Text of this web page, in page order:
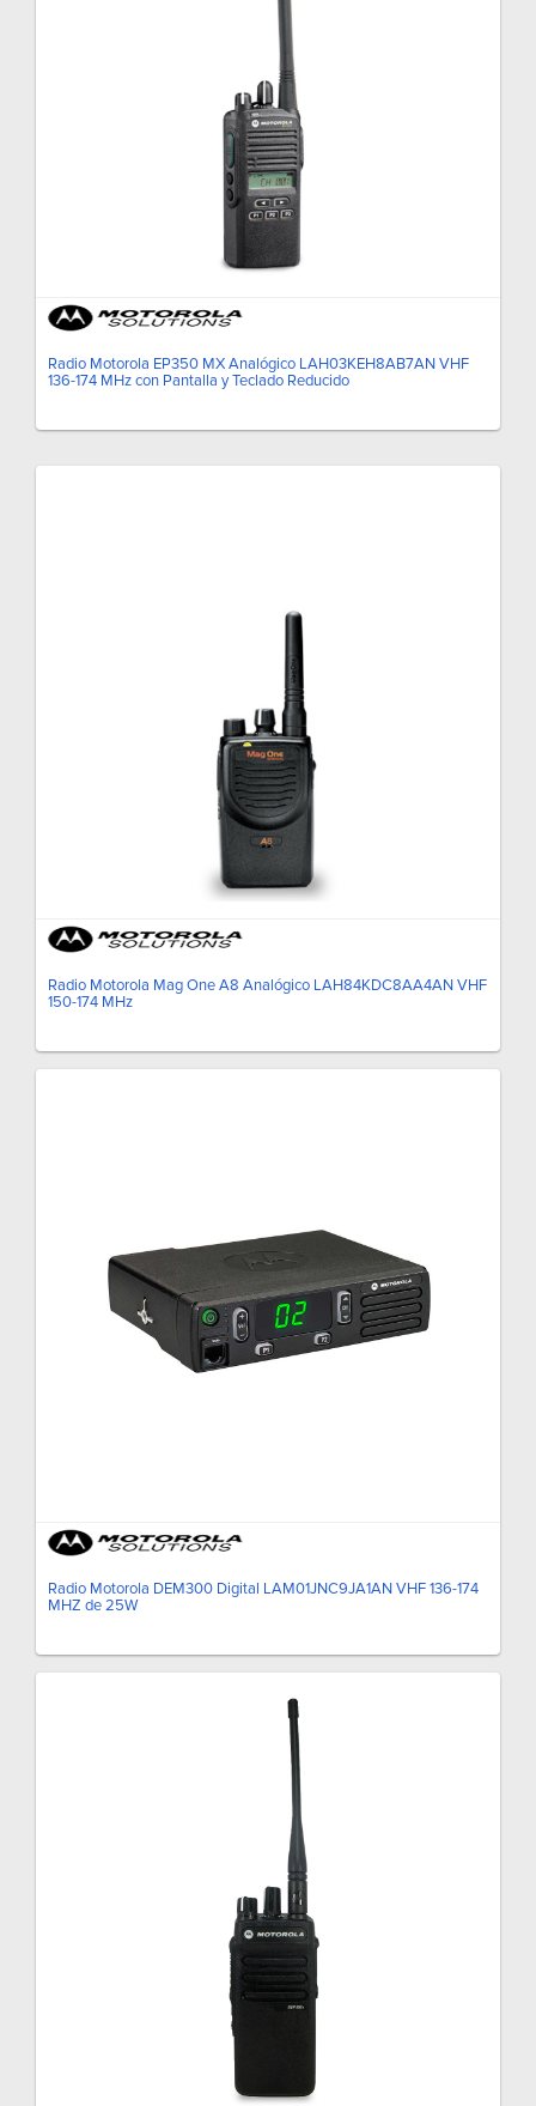
Radio Motorola EP350 MX Analógico LAH03KEH8AB7AN VHF
136-174 MHz con Pantalla y Teclado Reducido
Radio Motorola Mag One A8 Analógico LAH84KDC8AA4AN VHF
150-174 MHz
Radio Motorola DEM300 Digital LAM01JNC9JA1AN VHF 136-174
MHZ de 25W